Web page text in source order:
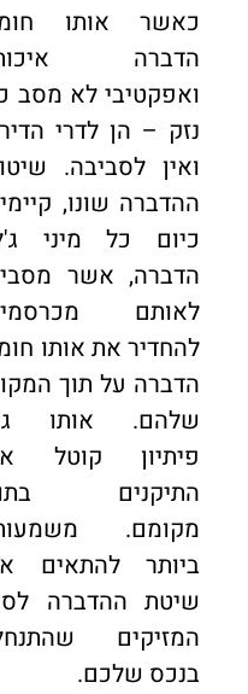
כאשר אותו חומר
הדברה איכותי
ואפקטיבי לא מסב כל
נזק – הן לדרי הדירה
ואין לסביבה. שיטות
ההדברה שונו, קיימים
כיום כל מיני ג'לי
הדברה, אשר מסבים
לאותם מכרסמים
להחדיר את אותו חומר
הדברה על תוך המקום
שלהם. אותו ג'ל
פיתיון קוטל את
התיקנים בתוך
מקומם. משמעותי
ביותר להתאים את
שיטת ההדברה לסוג
המזיקים שהתנחלו
בנכס שלכם.